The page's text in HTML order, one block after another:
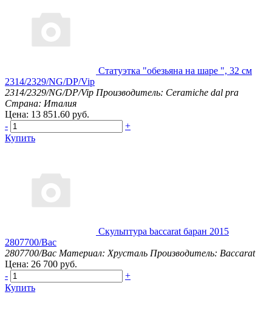
Статуэтка "обезьяна на шаре ", 32 см
2314/2329/NG/DP/Vip
2314/2329/NG/DP/Vip Производитель: Ceramiche dal pra
Страна: Италия
Цена: 13 851.60 руб.
-
+
Купить
Скульптура baccarat баран 2015
2807700/Bac
2807700/Bac Материал: Хрусталь Производитель: Baccarat
Цена: 26 700 руб.
-
+
Купить